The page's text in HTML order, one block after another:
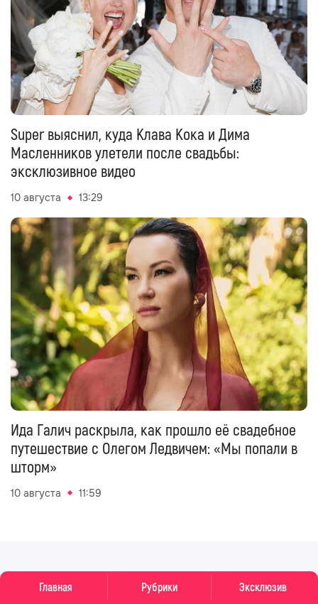
Главная Рубрики Эксклюзив
Super выяснил, куда Клава Кока и Дима
Масленников улетели после свадьбы:
эксклюзивное видео
10 августа 13:29
Ида Галич раскрыла, как прошло её свадебное
путешествие с Олегом Ледвичем: «Мы попали в
шторм»
10 августа 11:59
рубрики
дополнительно